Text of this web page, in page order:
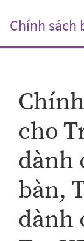
Chính sách
cho
dành
bàn,
dành